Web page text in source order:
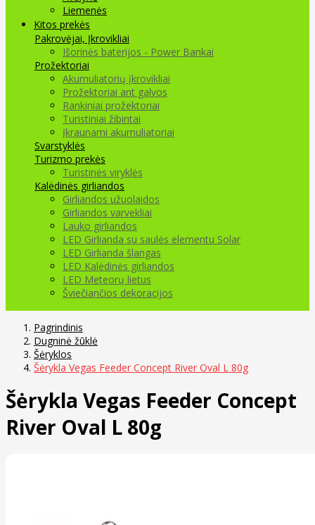
Liemenės
Kitos prekės
Pakrovėjai, Įkrovikliai
Išorinės baterijos - Power Bankai
Prožektoriai
Akumuliatorių įkrovikliai
Prožektoriai ant galvos
Rankiniai prožektoriai
Turistiniai žibintai
Įkraunami akumuliatoriai
Svarstyklės
Turizmo prekės
Turistinės viryklės
Kalėdinės girliandos
Girliandos užuolaidos
Girliandos varvekliai
Lauko girliandos
LED Girlianda su saulės elementu Solar
LED Girlianda šlangas
LED Kalėdinės girliandos
LED Meteorų lietus
Šviečiančios dekoracijos
Pagrindinis
Dugninė žūklė
Šėryklos
Šėrykla Vegas Feeder Concept River Oval L 80g
Šėrykla Vegas Feeder Concept
River Oval L 80g